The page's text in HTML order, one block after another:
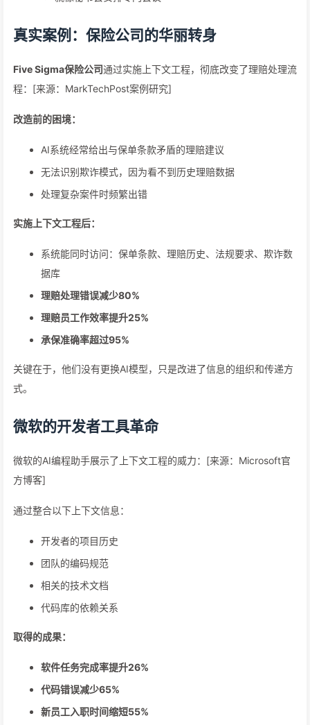
真实案例：保险公司的华丽转身
Five Sigma保险公司通过实施上下文工程，彻底改变了理赔处理流
程：[来源：MarkTechPost案例研究]
改造前的困境：
AI系统经常给出与保单条款矛盾的理赔建议
无法识别欺诈模式，因为看不到历史理赔数据
处理复杂案件时频繁出错
实施上下文工程后：
系统能同时访问：保单条款、理赔历史、法规要求、欺诈数
据库
理赔处理错误减少80%
理赔员工作效率提升25%
承保准确率超过95%
关键在于，他们没有更换AI模型，只是改进了信息的组织和传递方
式。
微软的开发者工具革命
微软的AI编程助手展示了上下文工程的威力：[来源：Microsoft官
方博客]
通过整合以下上下文信息：
开发者的项目历史
团队的编码规范
相关的技术文档
代码库的依赖关系
取得的成果：
软件任务完成率提升26%
代码错误减少65%
新员工入职时间缩短55%